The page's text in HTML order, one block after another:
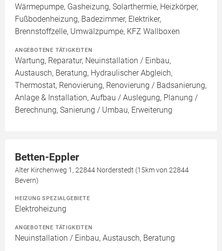
Wärmepumpe, Gasheizung, Solarthermie, Heizkörper,
Fußbodenheizung, Badezimmer, Elektriker,
Brennstoffzelle, Umwälzpumpe, KFZ Wallboxen
ANGEBOTENE TÄTIGKEITEN
Wartung, Reparatur, Neuinstallation / Einbau,
Austausch, Beratung, Hydraulischer Abgleich,
Thermostat, Renovierung, Renovierung / Badsanierung,
Anlage & Installation, Aufbau / Auslegung, Planung /
Berechnung, Sanierung / Umbau, Erweiterung
Betten-Eppler
Alter Kirchenweg 1, 22844 Norderstedt (15km von 22844
Bevern)
HEIZUNG SPEZIALGEBIETE
Elektroheizung
ANGEBOTENE TÄTIGKEITEN
Neuinstallation / Einbau, Austausch, Beratung